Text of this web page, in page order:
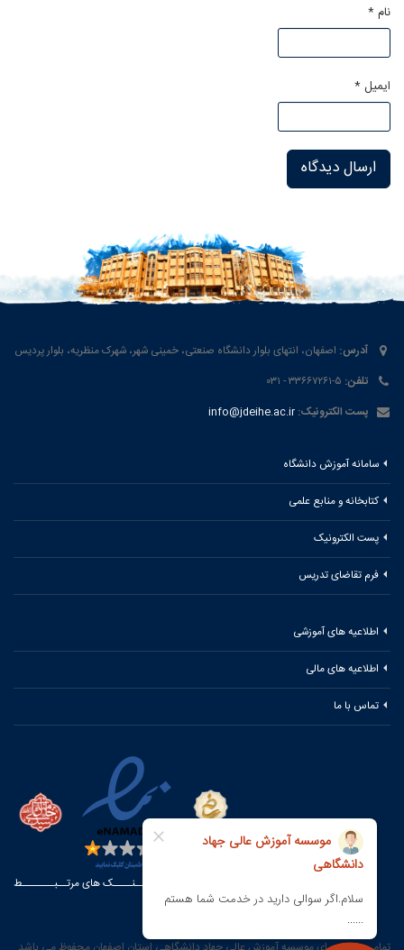
نام*
ایمیل*
آدرس: اصفهان، انتهای بلوار دانشگاه صنعتی، خمینی شهر، شهرک منظریه، بلوار پردیس
تلفن: ۵-۳۳۶۶۷۲۶۱ - ۰۳۱
پست الکترونیک: info@jdeihe.ac.ir
سامانه آموزش دانشگاه
کتابخانه و منابع علمی
پست الکترونیک
فرم تقاضای تدریس
اطلاعیه های آموزشی
اطلاعیه های مالی
تماس با ما
لیـــنــــک های مرتــبـــــــط